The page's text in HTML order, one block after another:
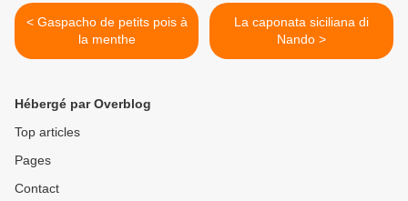
< Gaspacho de petits pois à
la menthe
La caponata siciliana di
Nando >
Hébergé par Overblog
Top articles
Pages
Contact